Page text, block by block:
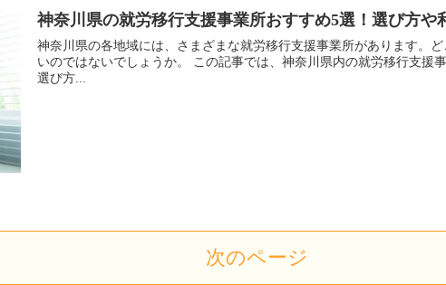
神奈川県の就労移行支援事業所おすすめ5選！選び方や
神奈川県の各地域には、さまざまな就労移行支援事業所があります。
いのではないでしょうか。 この記事では、神奈川県内の就労移行支援
選び方...
次のページ